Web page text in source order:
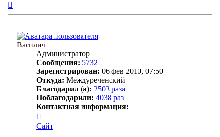
Василич+
Администратор
Сообщения: 5732
Зарегистрирован: 06 фев 2010, 07:50
Откуда: Междуреченский
Благодарил (а): 2503 раза
Поблагодарили: 4038 раз
Контактная информация:
информация
пользователя
Сайт